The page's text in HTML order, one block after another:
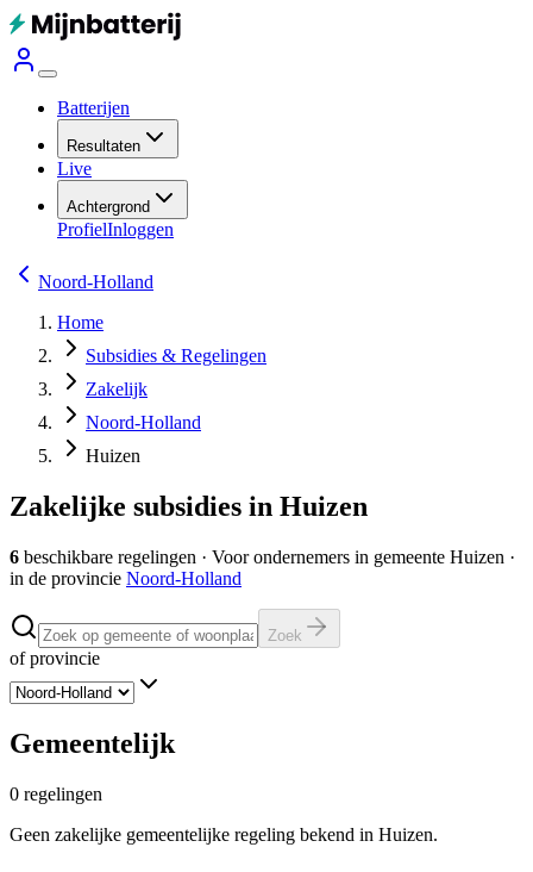
Batterijen
Resultaten
Live
Achtergrond
ProfielInloggen
Noord-Holland
Home
Subsidies & Regelingen
Zakelijk
Noord-Holland
Huizen
Zakelijke subsidies in Huizen
6 beschikbare regelingen · Voor ondernemers in gemeente Huizen ·
in de provincie Noord-Holland
Zoek
of provincie
Gemeentelijk
0 regelingen
Geen zakelijke gemeentelijke regeling bekend in Huizen.